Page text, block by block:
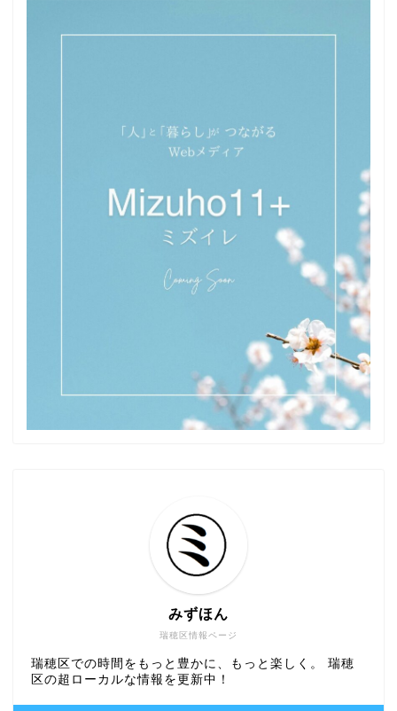
瑞穂区情報ページ
みずほん
瑞穂区での時間をもっと豊かに、もっと楽しく。 瑞穂
区の超ローカルな情報を更新中！